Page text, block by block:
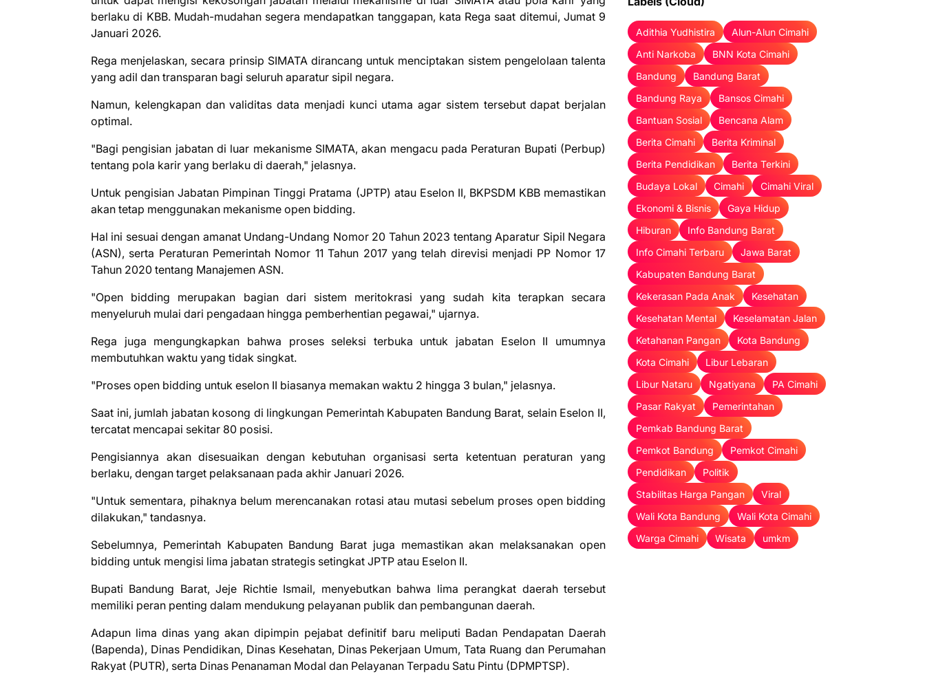
berlaku di KBB. Mudah-mudahan segera mendapatkan tanggapan, kata Rega saat ditemui, Jumat 9
Januari 2026.
Rega menjelaskan, secara prinsip SIMATA dirancang untuk menciptakan sistem pengelolaan talenta
yang adil dan transparan bagi seluruh aparatur sipil negara.
Namun, kelengkapan dan validitas data menjadi kunci utama agar sistem tersebut dapat berjalan
optimal.
"Bagi pengisian jabatan di luar mekanisme SIMATA, akan mengacu pada Peraturan Bupati (Perbup)
tentang pola karir yang berlaku di daerah," jelasnya.
Untuk pengisian Jabatan Pimpinan Tinggi Pratama (JPTP) atau Eselon II, BKPSDM KBB memastikan
akan tetap menggunakan mekanisme open bidding.
Hal ini sesuai dengan amanat Undang-Undang Nomor 20 Tahun 2023 tentang Aparatur Sipil Negara
(ASN), serta Peraturan Pemerintah Nomor 11 Tahun 2017 yang telah direvisi menjadi PP Nomor 17
Tahun 2020 tentang Manajemen ASN.
"Open bidding merupakan bagian dari sistem meritokrasi yang sudah kita terapkan secara
menyeluruh mulai dari pengadaan hingga pemberhentian pegawai," ujarnya.
Rega juga mengungkapkan bahwa proses seleksi terbuka untuk jabatan Eselon II umumnya
membutuhkan waktu yang tidak singkat.
"Proses open bidding untuk eselon II biasanya memakan waktu 2 hingga 3 bulan," jelasnya.
Saat ini, jumlah jabatan kosong di lingkungan Pemerintah Kabupaten Bandung Barat, selain Eselon II,
tercatat mencapai sekitar 80 posisi.
Pengisiannya akan disesuaikan dengan kebutuhan organisasi serta ketentuan peraturan yang
berlaku, dengan target pelaksanaan pada akhir Januari 2026.
"Untuk sementara, pihaknya belum merencanakan rotasi atau mutasi sebelum proses open bidding
dilakukan," tandasnya.
Sebelumnya, Pemerintah Kabupaten Bandung Barat juga memastikan akan melaksanakan open
bidding untuk mengisi lima jabatan strategis setingkat JPTP atau Eselon II.
Bupati Bandung Barat, Jeje Richtie Ismail, menyebutkan bahwa lima perangkat daerah tersebut
memiliki peran penting dalam mendukung pelayanan publik dan pembangunan daerah.
Adapun lima dinas yang akan dipimpin pejabat definitif baru meliputi Badan Pendapatan Daerah
(Bapenda), Dinas Pendidikan, Dinas Kesehatan, Dinas Pekerjaan Umum, Tata Ruang dan Perumahan
Rakyat (PUTR), serta Dinas Penanaman Modal dan Pelayanan Terpadu Satu Pintu (DPMPTSP).
Adithia Yudhistira
Alun-Alun Cimahi
Anti Narkoba
BNN Kota Cimahi
Bandung
Bandung Barat
Bandung Raya
Bansos Cimahi
Bantuan Sosial
Bencana Alam
Berita Cimahi
Berita Kriminal
Berita Pendidikan
Berita Terkini
Budaya Lokal
Cimahi
Cimahi Viral
Ekonomi & Bisnis
Gaya Hidup
Hiburan
Info Bandung Barat
Info Cimahi Terbaru
Jawa Barat
Kabupaten Bandung Barat
Kekerasan Pada Anak
Kesehatan
Kesehatan Mental
Keselamatan Jalan
Ketahanan Pangan
Kota Bandung
Kota Cimahi
Libur Lebaran
Libur Nataru
Ngatiyana
PA Cimahi
Pasar Rakyat
Pemerintahan
Pemkab Bandung Barat
Pemkot Bandung
Pemkot Cimahi
Pendidikan
Politik
Stabilitas Harga Pangan
Viral
Wali Kota Bandung
Wali Kota Cimahi
Warga Cimahi
Wisata umkm